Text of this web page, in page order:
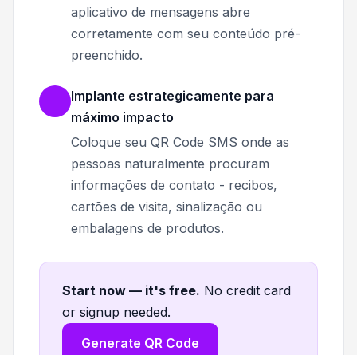
aplicativo de mensagens abre
corretamente com seu conteúdo pré-
preenchido.
Implante estrategicamente para
máximo impacto
Coloque seu QR Code SMS onde as
pessoas naturalmente procuram
informações de contato - recibos,
cartões de visita, sinalização ou
embalagens de produtos.
Start now — it's free. No credit card
or signup needed.
Generate QR Code